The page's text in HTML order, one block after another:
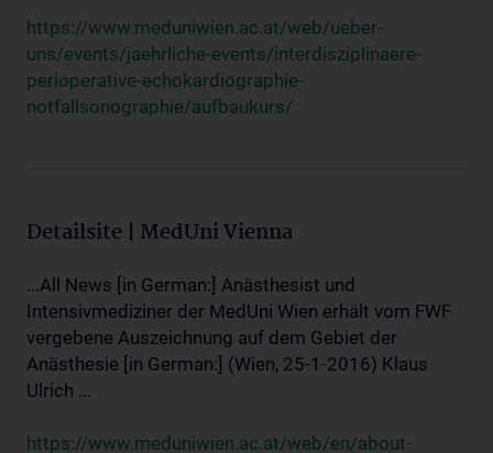
https://www.meduniwien.ac.at/web/ueber-
uns/events/jaehrliche-events/interdisziplinaere-
perioperative-echokardiographie-
notfallsonographie/aufbaukurs/
Detailsite | MedUni Vienna
...All News [in German:] Anästhesist und
Intensivmediziner der MedUni Wien erhält vom FWF
vergebene Auszeichnung auf dem Gebiet der
Anästhesie [in German:] (Wien, 25-1-2016) Klaus
Ulrich ...
https://www.meduniwien.ac.at/web/en/about-